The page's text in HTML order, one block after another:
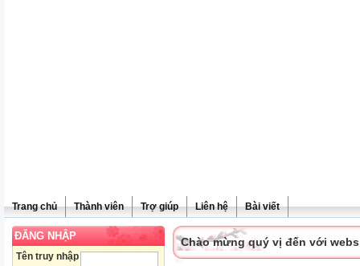
Trang chủ Thành viên Trợ giúp Liên hệ Bài viết
ĐĂNG NHẬP
Tên truy nhập
Chào mừng quý vị đến với